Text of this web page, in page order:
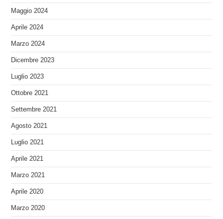
Maggio 2024
Aprile 2024
Marzo 2024
Dicembre 2023
Luglio 2023
Ottobre 2021
Settembre 2021
Agosto 2021
Luglio 2021
Aprile 2021
Marzo 2021
Aprile 2020
Marzo 2020